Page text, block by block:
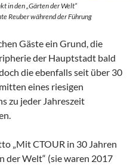
in den „Gärten der Welt“
Reuber während der Führung
Gäste ein Grund, die
der Hauptstadt bald
die ebenfalls seit über 30
eines riesigen
zu jeder Jahreszeit
„Mit CTOUR in 30 Jahren
der Welt“ (sie waren 2017